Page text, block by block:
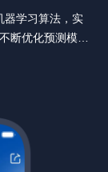
器学习算法，实
断优化预测模